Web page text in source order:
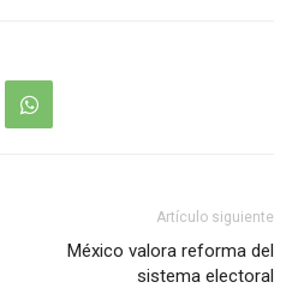
Artículo siguiente
México valora reforma del
sistema electoral